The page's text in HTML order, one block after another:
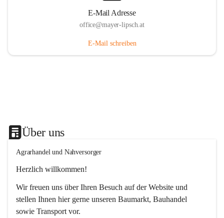
E-Mail Adresse
office@mayer-lipsch.at
E-Mail schreiben
Über uns
Agrarhandel und Nahversorger
Herzlich willkommen!
Wir freuen uns über Ihren Besuch auf der Website und
stellen Ihnen hier gerne unseren Baumarkt, Bauhandel
sowie Transport vor.